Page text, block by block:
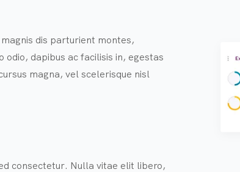
dis parturient montes,
odio, dapibus ac facilisis in, egestas
magna, vel scelerisque nisl
consectetur. Nulla vitae elit libero,